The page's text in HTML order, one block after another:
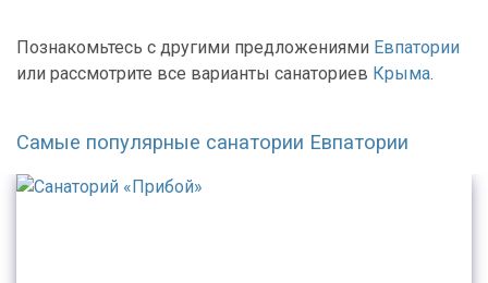
Познакомьтесь с другими предложениями Евпатории
или рассмотрите все варианты санаториев Крыма.
Самые популярные санатории Евпатории